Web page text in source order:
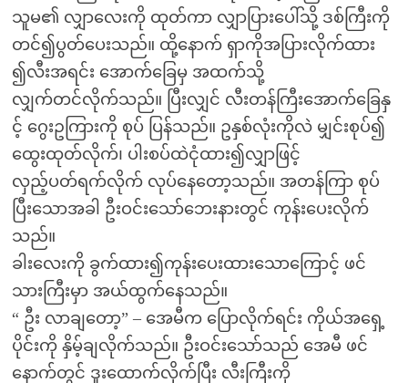
သူမ၏ လျှာလေးကို ထုတ်ကာ လျှာပြားပေါ်သို့ ဒစ်ကြီးကို
တင်၍ပွတ်ပေးသည်။ ထို့နောက် ရှာကိုအပြားလိုက်ထား
၍လီးအရင်း အောက်ခြေမှ အထက်သို့
လျှက်တင်လိုက်သည်။ ပြီးလျှင် လီးတန်ကြီးအောက်ခြေနှ
င့် ဂွေးဥကြားကို စုပ် ပြန်သည်။ ဥနှစ်လုံးကိုလဲ မျှင်းစုပ်၍
ထွေးထုတ်လိုက်၊ ပါးစပ်ထဲငုံထား၍လျှာဖြင့်
လှည့်ပတ်ရက်လိုက် လုပ်နေတော့သည်။ အတန်ကြာ စုပ်
ပြီးသောအခါ ဦးဝင်းသော်ဘေးနားတွင် ကုန်းပေးလိုက်
သည်။
ခါးလေးကို ခွက်ထား၍ကုန်းပေးထားသောကြောင့် ဖင်
သားကြီးမှာ အယ်ထွက်နေသည်။
“ ဦး လာချတော့” – အေမီက ပြောလိုက်ရင်း ကိုယ်အရှေ့
ပိုင်းကို နှိမ့်ချလိုက်သည်။ ဦးဝင်းသော်သည် အေမီ ဖင်
နောက်တွင် ဒူးထောက်လိုက်ပြီး လီးကြီးကို